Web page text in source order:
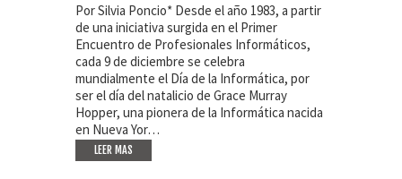
Por Silvia Poncio* Desde el año 1983, a partir
de una iniciativa surgida en el Primer
Encuentro de Profesionales Informáticos,
cada 9 de diciembre se celebra
mundialmente el Día de la Informática, por
ser el día del natalicio de Grace Murray
Hopper, una pionera de la Informática nacida
en Nueva Yor…
LEER MAS